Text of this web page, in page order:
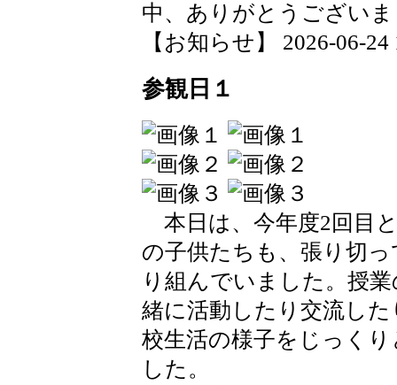
中、ありがとうござい
【お知らせ】 2026-06-24
参観日１
本日は、今年度2回目
の子供たちも、張り切
り組んでいました。授
緒に活動したり交流し
校生活の様子をじっく
した。